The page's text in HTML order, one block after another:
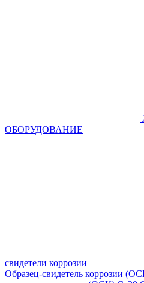
ОБОРУДОВАНИЕ
свидетели коррозии
Образец-свидетель коррозии